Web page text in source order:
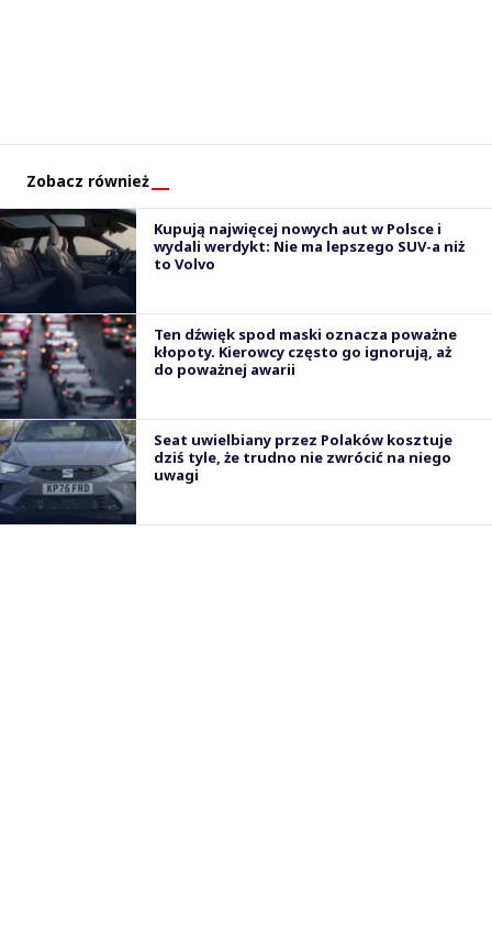
Zobacz również
Kupują najwięcej nowych aut w Polsce i
wydali werdykt: Nie ma lepszego SUV-a niż
to Volvo
Ten dźwięk spod maski oznacza poważne
kłopoty. Kierowcy często go ignorują, aż
do poważnej awarii
Seat uwielbiany przez Polaków kosztuje
dziś tyle, że trudno nie zwrócić na niego
uwagi